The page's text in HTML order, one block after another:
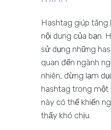
Hashtag giúp tăng
nội dung của bạn.
sử dụng những
quan đến ngành
nhiên, đừng lạm
hashtag trong một
này có thể khiến
thấy khó chịu.